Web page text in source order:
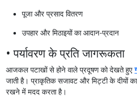
पूजा और प्रसाद वितरण
उपहार और मिठाइयों का आदान-प्रदान
• पर्यावरण के प्रति जागरूकता
आजकल पटाखों से होने वाले प्रदूषण को देखते हुए
जाती है। प्राकृतिक सजावट और मिट्टी के दीयों का
रखने में मदद करता है।